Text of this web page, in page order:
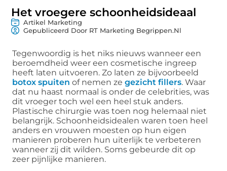
Het vroegere schoonheidsideaal
Artikel Marketing
Gepubliceerd Door RT Marketing Begrippen.nl
Tegenwoordig is het niks nieuws wanneer een
beroemdheid weer een cosmetische ingreep
heeft laten uitvoeren. Zo laten ze bijvoorbeeld
botox spuiten of nemen zegezicht fillers. Waar
dat nu haast normaal is onder de celebrities, was
dit vroeger toch wel een heel stuk anders.
Plastische chirurgie was toen nog helemaal niet
belangrijk. Schoonheidsidealen waren toen heel
anders en vrouwen moesten op hun eigen
manieren proberen hun uiterlijk te verbeteren
wanneer zij dit wilden. Soms gebeurde dit op
zeer pijnlijke manieren.